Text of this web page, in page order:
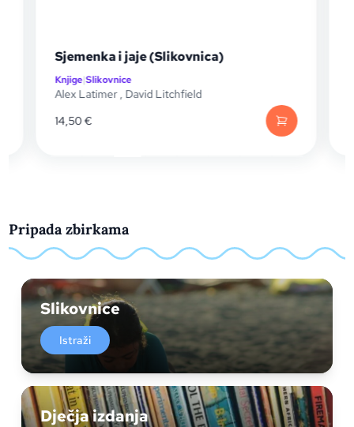
Sjemenka i jaje (Slikovnica)
Knjige|Slikovnice
Alex Latimer, David Litchfield
14,50€
Pripada zbirkama
Slikovnice
Istraži
Dječja izdanja